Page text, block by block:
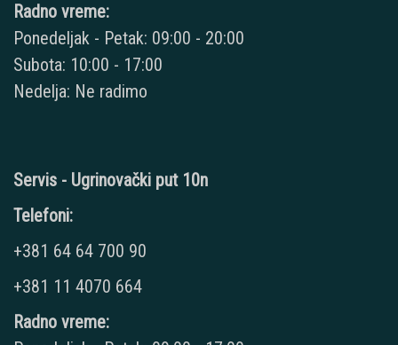
Radno vreme:
Ponedeljak - Petak: 09:00 - 20:00
Subota: 10:00 - 17:00
Nedelja: Ne radimo
Servis - Ugrinovački put 10n
Telefoni:
+381 64 64 700 90
+381 11 4070 664
Radno vreme: